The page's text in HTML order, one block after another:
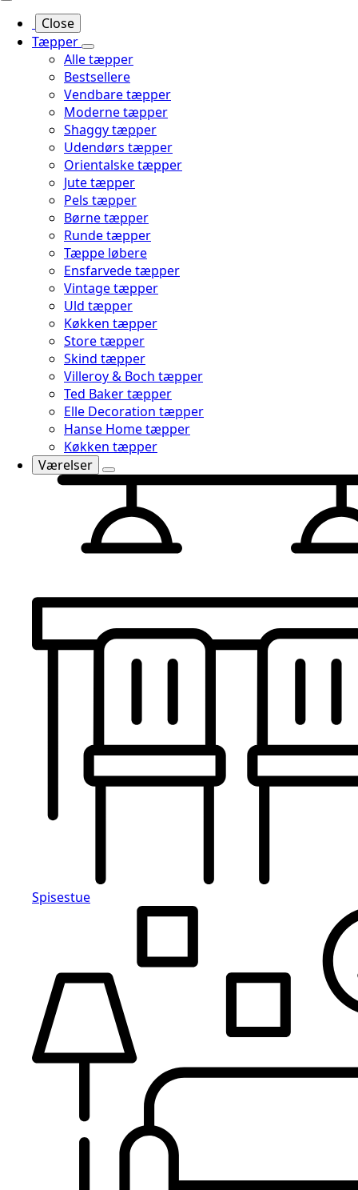
Close
Tæpper
Alle tæpper
Bestsellere
Vendbare tæpper
Moderne tæpper
Shaggy tæpper
Udendørs tæpper
Orientalske tæpper
Jute tæpper
Pels tæpper
Børne tæpper
Runde tæpper
Tæppe løbere
Ensfarvede tæpper
Vintage tæpper
Uld tæpper
Køkken tæpper
Store tæpper
Skind tæpper
Villeroy & Boch tæpper
Ted Baker tæpper
Elle Decoration tæpper
Hanse Home tæpper
Køkken tæpper
Værelser
Spisestue